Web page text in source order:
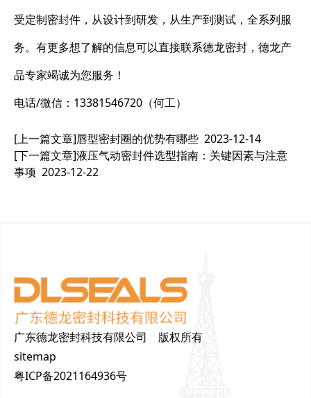
受定制密封件，从设计到研发，从生产到测试，全系列服
务。有更多想了解的信息可以直接联系德龙密封，德龙产
品专家竭诚为您服务！
电话/微信：13381546720（何工）
[上一篇文章]唇型密封圈的优势有哪些 2023-12-14
[下一篇文章]液压气动密封件选型指南：关键因素与注意
事项 2023-12-22
广东德龙密封科技有限公司 版权所有
sitemap
粤ICP备2021164936号